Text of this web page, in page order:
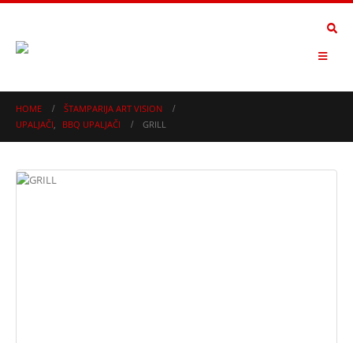
HOME
ŠTAMPARIJA ART VISION
UPALJAČI, BBQ UPALJAČI GRILL